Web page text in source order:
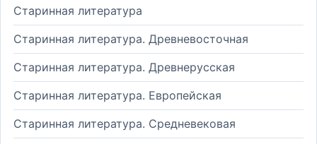
Старинная литература
Старинная литература. Древневосточная
Старинная литература. Древнерусская
Старинная литература. Европейская
Старинная литература. Средневековая